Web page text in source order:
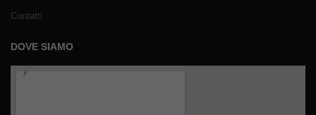
Contatti
DOVE SIAMO